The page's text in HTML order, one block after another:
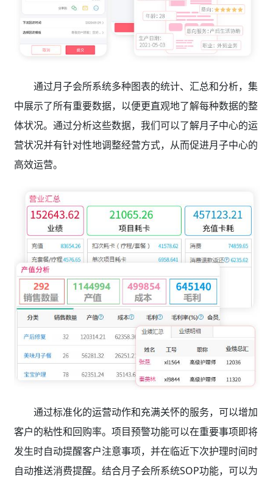
通过月子会所系统多种图表的统计、汇总和分析，集
中展示了所有重要数据，以便更直观地了解每种数据的整
体状况。通过分析这些数据，我们可以了解月子中心的运
营状况并有针对性地调整经营方式，从而促进月子中心的
高效运营。
通过标准化的运营动作和充满关怀的服务，可以增加
客户的粘性和回购率。项目预警功能可以在重要事项即将
发生时自动提醒客户注意事项，并在临近下次护理时间时
自动推送消费提醒。结合月子会所系统SOP功能，可以为